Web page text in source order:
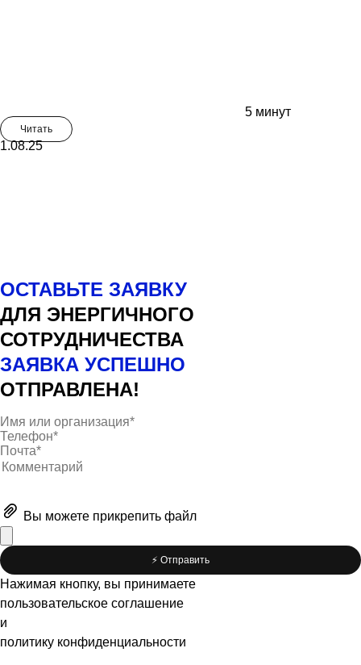
5 минут
Читать
1.08.25
ОСТАВЬТЕ ЗАЯВКУ
ДЛЯ ЭНЕРГИЧНОГО
СОТРУДНИЧЕСТВА
ЗАЯВКА УСПЕШНО
ОТПРАВЛЕНА!
Вы можете прикрепить файл
⚡️ Отправить
Нажимая кнопку, вы принимаете
пользовательское соглашение
и
политику конфиденциальности